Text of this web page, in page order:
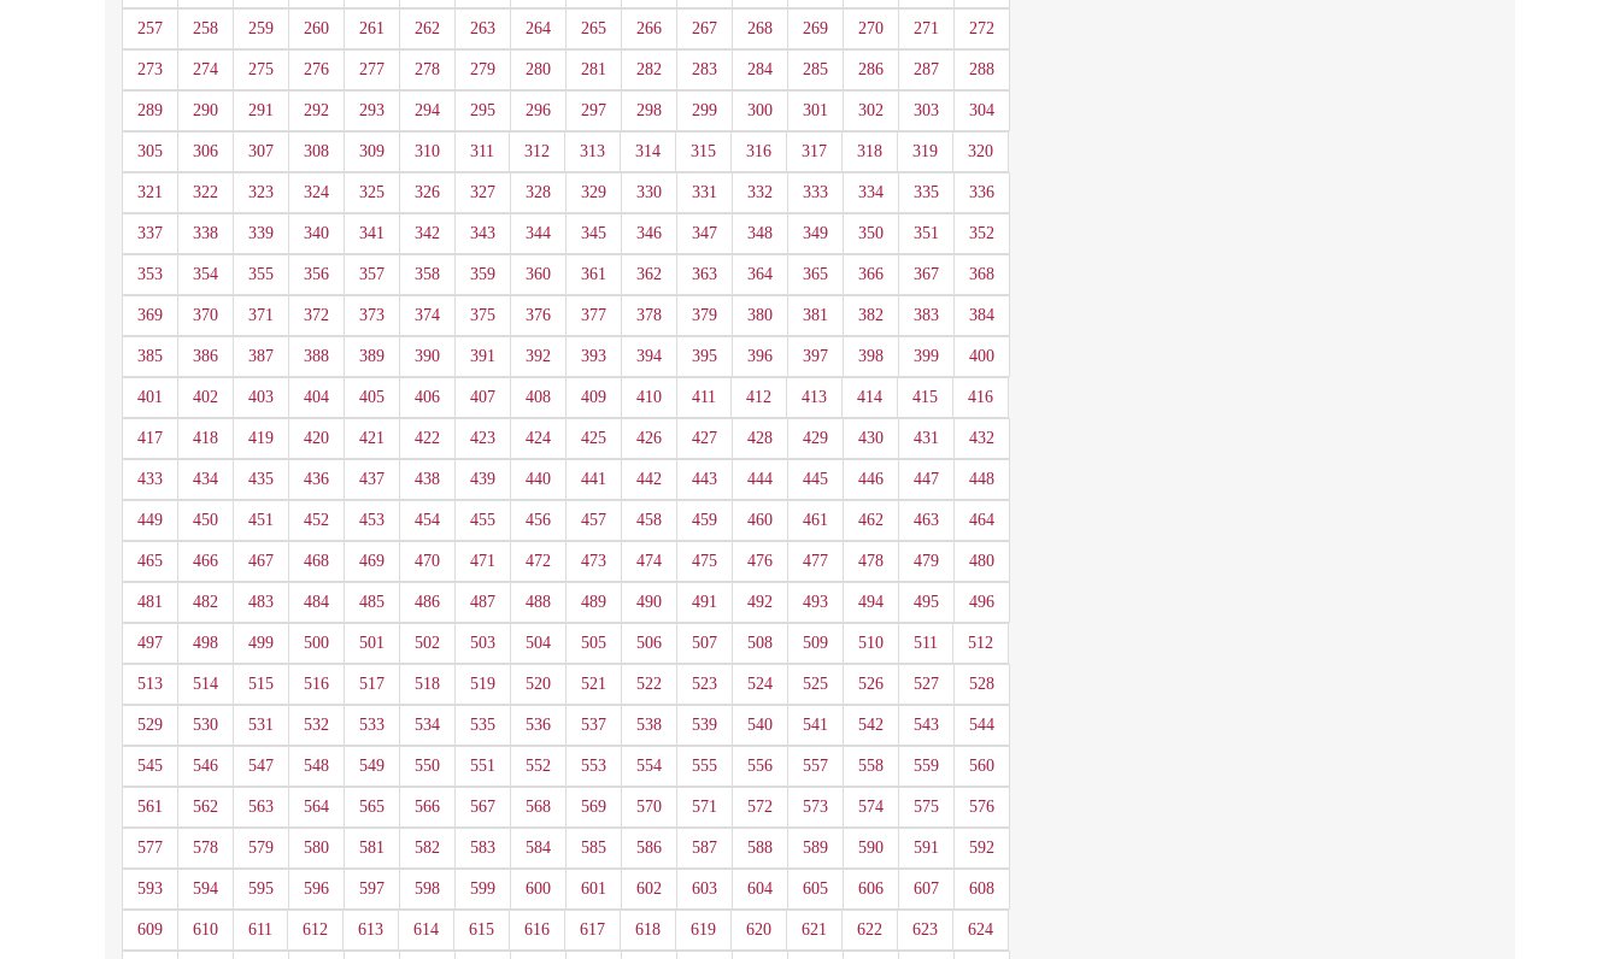
257 258 259 260 261 262 263 264 265 266 267 268 269 270 271 272
273 274 275 276 277 278 279 280 281 282 283 284 285 286 287 288
289 290 291 292 293 294 295 296 297 298 299 300 301 302 303 304
305 306 307 308 309 310 311 312 313 314 315 316 317 318 319 320
321 322 323 324 325 326 327 328 329 330 331 332 333 334 335 336
337 338 339 340 341 342 343 344 345 346 347 348 349 350 351 352
353 354 355 356 357 358 359 360 361 362 363 364 365 366 367 368
369 370 371 372 373 374 375 376 377 378 379 380 381 382 383 384
385 386 387 388 389 390 391 392 393 394 395 396 397 398 399 400
401 402 403 404 405 406 407 408 409 410 411 412 413 414 415 416
417 418 419 420 421 422 423 424 425 426 427 428 429 430 431 432
433 434 435 436 437 438 439 440 441 442 443 444 445 446 447 448
449 450 451 452 453 454 455 456 457 458 459 460 461 462 463 464
465 466 467 468 469 470 471 472 473 474 475 476 477 478 479 480
481 482 483 484 485 486 487 488 489 490 491 492 493 494 495 496
497 498 499 500 501 502 503 504 505 506 507 508 509 510 511 512
513 514 515 516 517 518 519 520 521 522 523 524 525 526 527 528
529 530 531 532 533 534 535 536 537 538 539 540 541 542 543 544
545 546 547 548 549 550 551 552 553 554 555 556 557 558 559 560
561 562 563 564 565 566 567 568 569 570 571 572 573 574 575 576
577 578 579 580 581 582 583 584 585 586 587 588 589 590 591 592
593 594 595 596 597 598 599 600 601 602 603 604 605 606 607 608
609 610 611 612 613 614 615 616 617 618 619 620 621 622 623 624